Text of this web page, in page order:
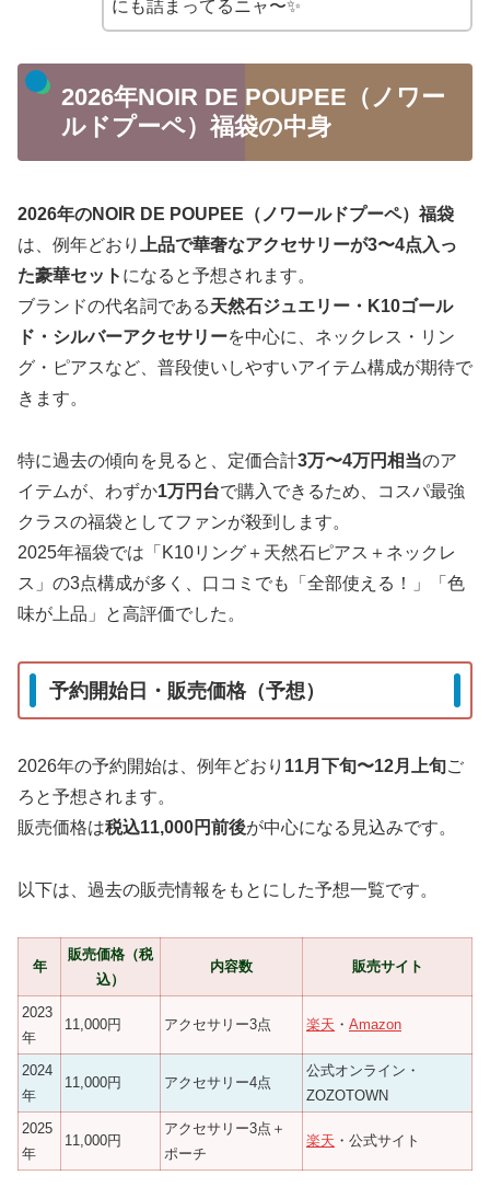
にも詰まってるニャ〜✨
2026年NOIR DE POUPEE（ノワー
ルドプーペ）福袋の中身
2026年のNOIR DE POUPEE（ノワールドプーペ）福袋
は、例年どおり 上品で華奢なアクセサリーが3〜4点入っ
た豪華セット になると予想されます。
ブランドの代名詞である天然石ジュエリー・K10ゴール
ド・シルバーアクセサリーを中心に、ネックレス・リン
グ・ピアスなど、普段使いしやすいアイテム構成が期待で
きます。
特に過去の傾向を見ると、定価合計3万〜4万円相当のア
イテムが、わずか1万円台で購入できるため、コスパ最強
クラスの福袋としてファンが殺到します。
2025年福袋では「K10リング＋天然石ピアス＋ネックレ
ス」の3点構成が多く、口コミでも「全部使える！」「色
味が上品」と高評価でした。
予約開始日・販売価格（予想）
2026年の予約開始は、例年どおり 11月下旬〜12月上旬ご
ろと予想されます。
販売価格は税込11,000円前後が中心になる見込みです。
以下は、過去の販売情報をもとにした予想一覧です。
年
販売価格（税
込）
内容数 販売サイト
2023
年
11,000円 アクセサリー3点 楽天 ・ Amazon
2024
年
11,000円 アクセサリー4点
公式オンライン・
ZOZOTOWN
2025
年
11,000円
アクセサリー3点＋
ポーチ
楽天 ・公式サイト